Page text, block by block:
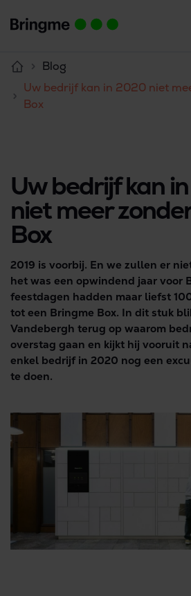
Blog
Uw bedrijf kan in 2020 niet
Box
Uw bedrijf kan
niet meer
Box
2019 is voorbij. En we zullen er
het was een opwindend jaar voor
feestdagen hadden maar liefst
tot een Bringme Box. In dit stuk
Vandebergh terug op waarom
overstag gaan en kijkt hij vooruit
enkel bedrijf in 2020 nog een
te doen.